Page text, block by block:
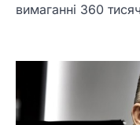
вимаганні 360